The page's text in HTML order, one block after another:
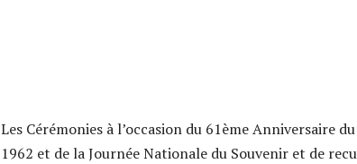
Les Cérémonies à l’occasion du 61ème Anniversaire
1962 et de la Journée Nationale du Souvenir et de